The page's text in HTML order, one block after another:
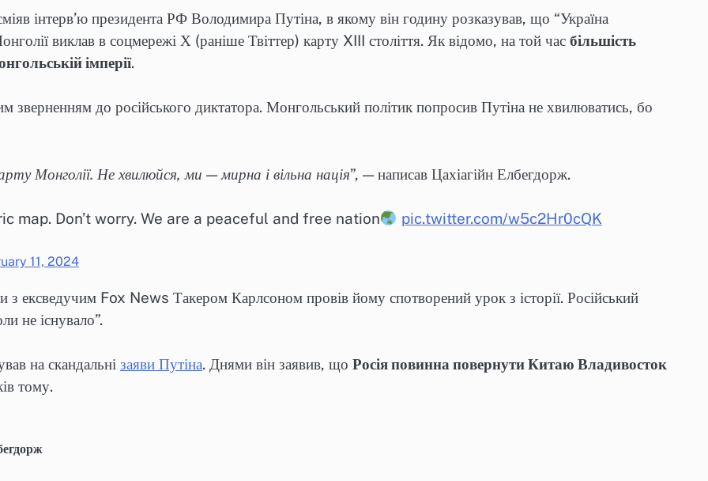
інтерв’ю президента РФ Володимира Путіна, в якому він годину розказував, що “Україна
виклав в соцмережі Х (раніше Твіттер) карту XIII століття. Як відомо, на той час більшість
імперії.
зверненням до російського диктатора. Монгольський політик попросив Путіна не хвилюватись, бо
Монголії. Не хвилюйся, ми — мирна і вільна нація”, — написав Цахіагійн Елбегдорж.
map. Don’t worry. We are a peaceful and free nation pic.twitter.com/w5c2Hr0cQK
11, 2024
з ексведучим Fox News Такером Карлсоном провів йому спотворений урок з історії. Російський
не існувало”.
на скандальні заяви Путіна. Днями він заявив, що Росія повинна повернути Китаю Владивосток
тому.